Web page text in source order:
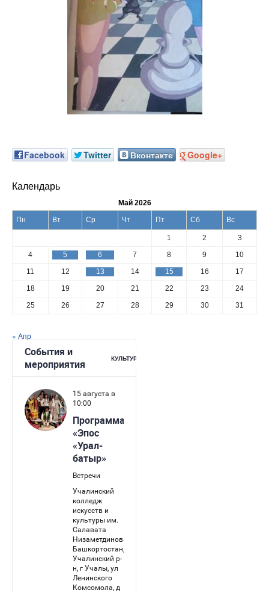
Facebook Twitter Вконтакте Google+
Календарь
Май 2026
Пн
Вт Ср Чт Пт Сб Вс
1 2
3
4
5 6 7 8 9
10
11
12 13 14 15 16
17
18
19 20 21 22 23
24
25
26 27 28 29 30 31
« Апр